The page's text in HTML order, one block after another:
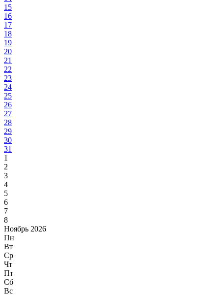
15
16
17
18
19
20
21
22
23
24
25
26
27
28
29
30
31
1
2
3
4
5
6
7
8
Ноябрь 2026
Пн
Вт
Ср
Чт
Пт
Сб
Вс